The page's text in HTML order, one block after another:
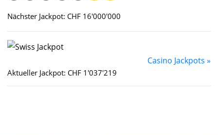
Nächster Jackpot: CHF 16'000'000
Casino Jackpots »
Aktueller Jackpot: CHF 1'037'219